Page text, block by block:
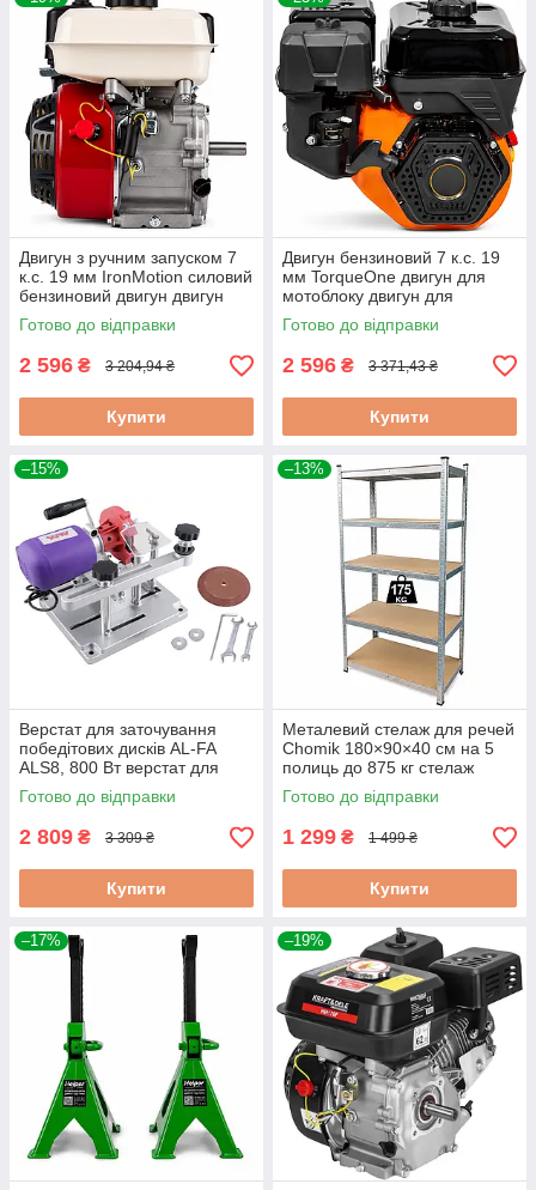
Двигун з ручним запуском 7
к.с. 19 мм IronMotion силовий
бензиновий двигун двигун
для мінітрактора
Готово до відправки
2 596 ₴ 3 204,94 ₴
Купити
Двигун бензиновий 7 к.с. 19
мм TorqueOne двигун для
мотоблоку двигун для
бетономішалки
Готово до відправки
2 596 ₴ 3 371,43 ₴
Купити
–15%
Верстат для заточування
победітових дисків AL-FA
ALS8, 800 Вт верстат для
заточування твердосплавних
дисків
Готово до відправки
2 809 ₴ 3 309 ₴
Купити
–13%
Металевий стелаж для речей
Chomik 180×90×40 см на 5
полиць до 875 кг стелаж
оцинкований для майстерні
складський стелаж
Готово до відправки
1 299 ₴ 1 499 ₴
Купити
–17% –19%